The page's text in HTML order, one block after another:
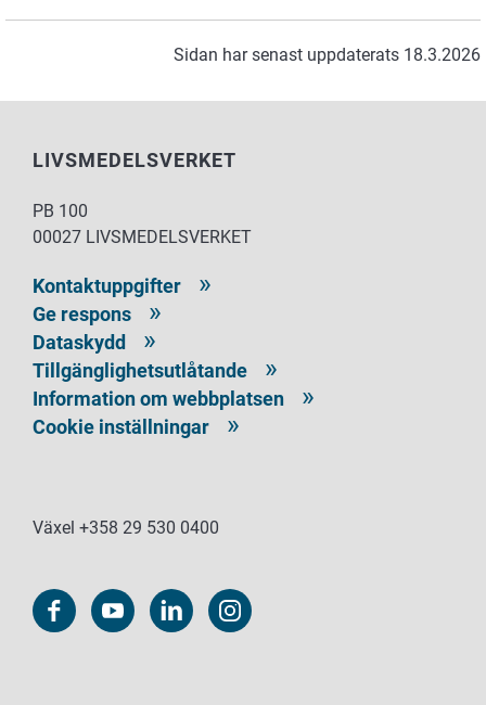
Sidan har senast uppdaterats 18.3.2026
LIVSMEDELSVERKET
PB 100
00027 LIVSMEDELSVERKET
Kontaktuppgifter
Ge respons
Dataskydd
Tillgänglighetsutlåtande
Information om webbplatsen
Cookie inställningar
Växel +358 29 530 0400